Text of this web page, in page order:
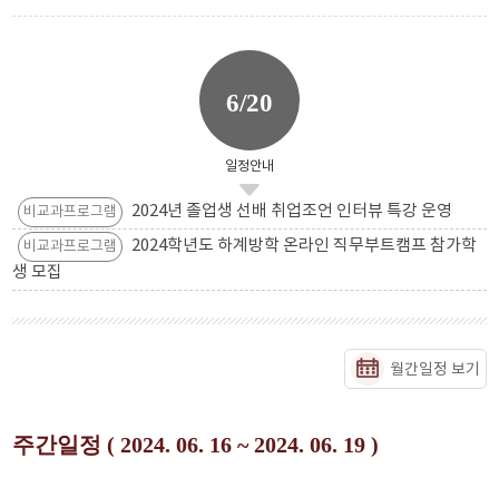
6/20
일정안내
비교과프로그램 2024년 졸업생 선배 취업조언 인터뷰 특강 운영
비교과프로그램
2024학년도 하계방학 온라인 직무부트캠프 참가학
생 모집
월간일정 보기
주간일정 ( 2024. 06. 16 ~ 2024. 06. 19 )